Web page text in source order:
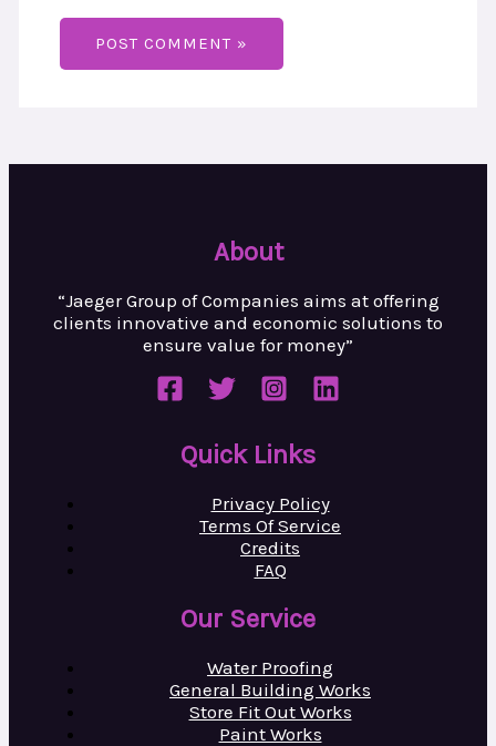
About
“Jaeger Group of Companies aims at offering
clients innovative and economic solutions to
ensure value for money”
Quick Links
Privacy Policy
Terms Of Service
Credits
FAQ
Our Service
Water Proofing
General Building Works
Store Fit Out Works
Paint Works